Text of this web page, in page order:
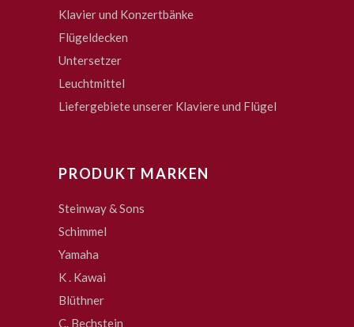
Klavier und Konzertbänke
Flügeldecken
Untersetzer
Leuchtmittel
Liefergebiete unserer Klaviere und Flügel
PRODUKT MARKEN
Steinway & Sons
Schimmel
Yamaha
K . Kawai
Blüthner
C. Bechstein